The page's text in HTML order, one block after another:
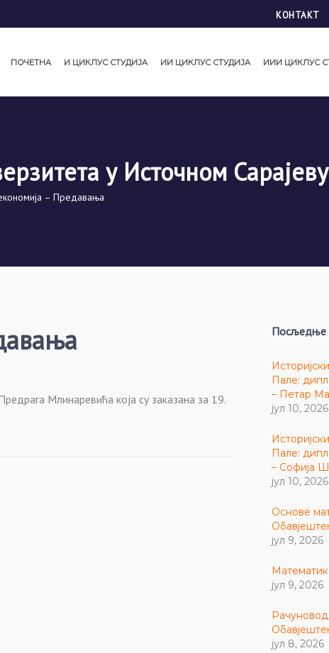
КОНТАКТ
ПОЧЕТНА И ЦИКЛУС СТУДИЈА ИИ ЦИКЛУС СТУДИЈА ИИИ ЦИКЛУС
у Источном Сарајеву
– Предавања
Млинаревића која су заказана за 19.
Посљедње
Пале:
– Петар
јул 10, 2026
Пале:
– Софија
јул 10, 2026
Основе
јул 9, 2026
јул 9, 2026
јул 8, 2026